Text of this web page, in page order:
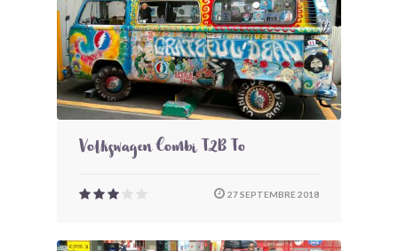
Volkswagen Combi T2B To
27 SEPTEMBRE 2018